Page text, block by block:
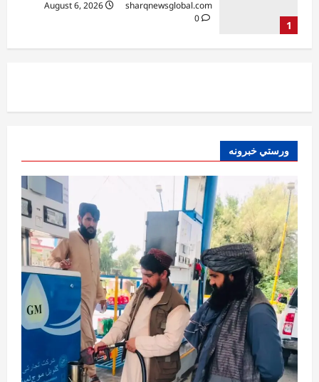
2
sharqnewsglobal.com
4
غوره بولي
sharqnewsglobal.com
0
5
افغانستان
کورنیو چارو وزارت: حیرتان کې د بهرنیو
اسعارو د قاچاق هڅه شنډه شوه
sharqnewsglobal.com
August 6, 2026
0
ورستي خبرونه